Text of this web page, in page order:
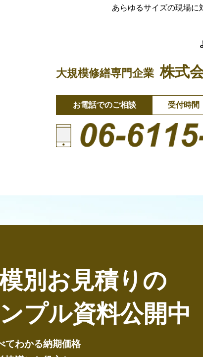
あらゆるサイズの現場に
大規模修繕専門企業 株式
お電話でのご相談 受付時間
別お見積りの
プル資料公開中
てわかる納期価格